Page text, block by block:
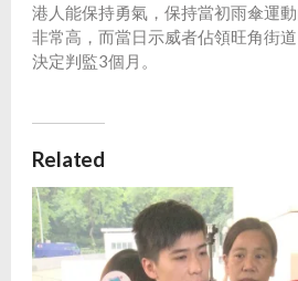
港人能保持勇氣，保持當初雨傘運
非常高，而當日示威者佔領旺角街
決定判監3個月。
Related